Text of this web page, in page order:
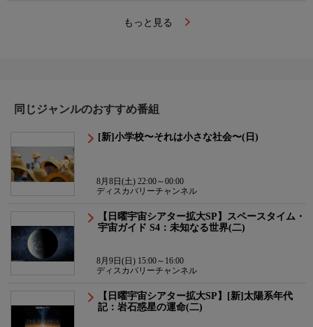
もっと見る
同じジャンルのおすすめ番組
[新]小学校〜それは小さな社会〜(日)
8月8日(土) 22:00～00:00
ディスカバリーチャンネル
【日曜宇宙シアター拡大SP】スペースタイム・
宇宙ガイド S4：未知なる世界(二)
8月9日(日) 15:00～16:00
ディスカバリーチャンネル
【日曜宇宙シアター拡大SP】[新]太陽系年代
記：岩石惑星の運命(二)